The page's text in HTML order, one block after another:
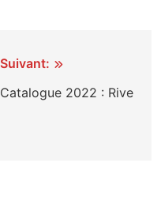
Suivant:
Catalogue 2022 : Rive